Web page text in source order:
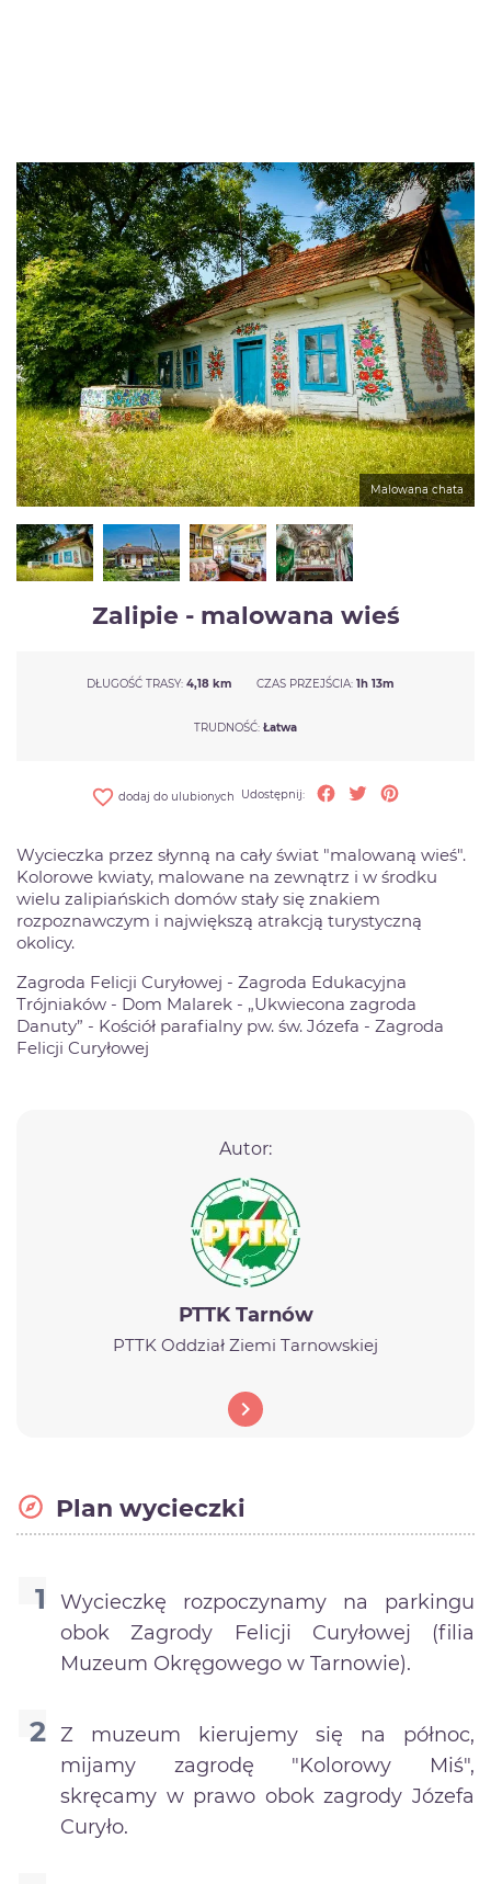
Malowana chata
Zalipie - malowana wieś
DŁUGOŚĆ TRASY: 4,18 km CZAS PRZEJŚCIA: 1h 13m
TRUDNOŚĆ: Łatwa
favorite_border dodaj do ulubionych Udostępnij: Udostępnij
Tweetuj
Wycieczka przez słynną na cały świat "malowaną wieś".
Kolorowe kwiaty, malowane na zewnątrz i w środku
wielu zalipiańskich domów stały się znakiem
rozpoznawczym i największą atrakcją turystyczną
okolicy.
Zagroda Felicji Curyłowej - Zagroda Edukacyjna
Trójniaków - Dom Malarek - „Ukwiecona zagroda
Danuty” - Kościół parafialny pw. św. Józefa - Zagroda
Felicji Curyłowej
Autor:
PTTK Tarnów
PTTK Oddział Ziemi Tarnowskiej
chevron_right
Plan wycieczki
Wycieczkę rozpoczynamy na parkingu
obok Zagrody Felicji Curyłowej (filia
Muzeum Okręgowego w Tarnowie).
Z muzeum kierujemy się na północ,
mijamy zagrodę "Kolorowy Miś",
skręcamy w prawo obok zagrody Józefa
Curyło.